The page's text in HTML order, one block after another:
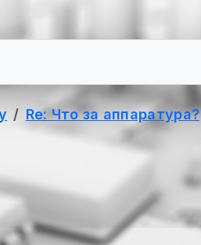
Re: Что за аппаратура?